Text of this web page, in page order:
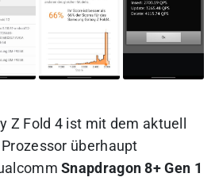
Z Fold 4 ist mit dem aktuell
überhaupt
Snapdragon 8+ Gen 1